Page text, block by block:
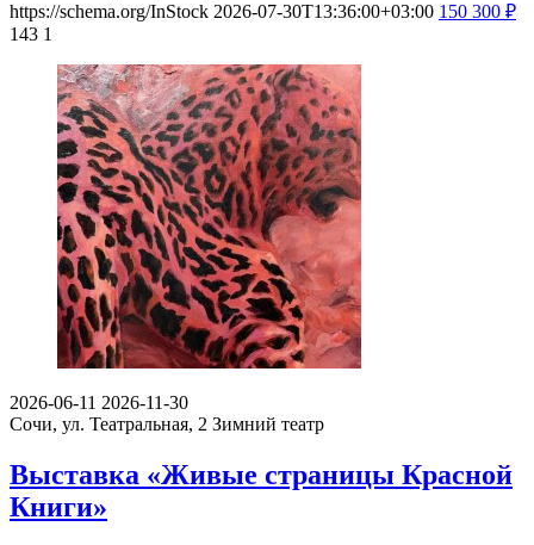
https://schema.org/InStock 2026-07-30T13:36:00+03:00 150 300 ₽
143 1
2026-06-11 2026-11-30
Сочи, ул. Театральная, 2 Зимний театр
Выставка «Живые страницы Красной
Книги»